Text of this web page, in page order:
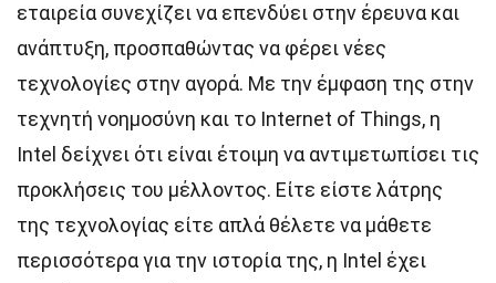
εταιρεία συνεχίζει να επενδύει στην έρευνα και
ανάπτυξη, προσπαθώντας να φέρει νέες
τεχνολογίες στην αγορά. Με την έμφαση της στην
τεχνητή νοημοσύνη και το Internet of Things, η
Intel δείχνει ότι είναι έτοιμη να αντιμετωπίσει τις
προκλήσεις του μέλλοντος. Είτε είστε λάτρης
της τεχνολογίας είτε απλά θέλετε να μάθετε
περισσότερα για την ιστορία της, η Intel έχει